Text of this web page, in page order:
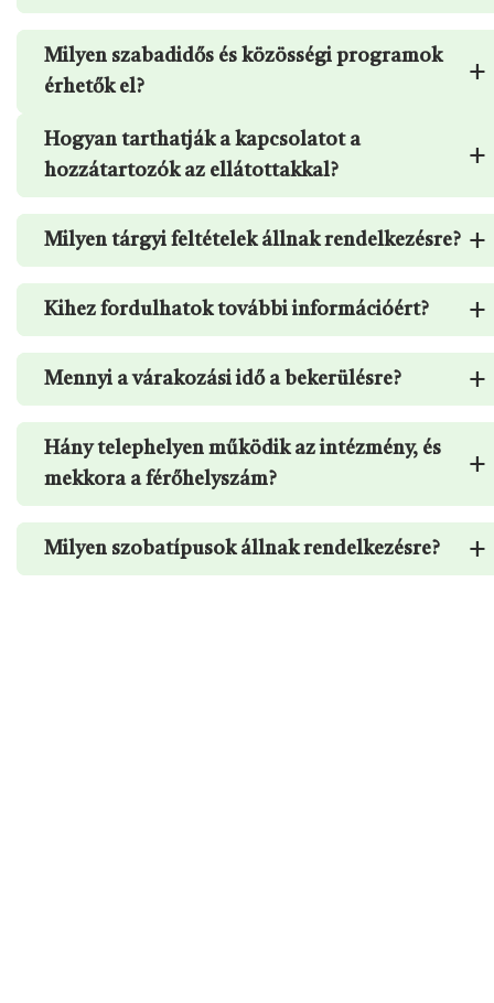
Milyen szabadidős és közösségi programok
érhetők el?
+
Hogyan tarthatják a kapcsolatot a
hozzátartozók az ellátottakkal?
+
Milyen tárgyi feltételek állnak rendelkezésre? +
Kihez fordulhatok további információért? +
Mennyi a várakozási idő a bekerülésre? +
Hány telephelyen működik az intézmény, és
mekkora a férőhelyszám?
+
Milyen szobatípusok állnak rendelkezésre? +